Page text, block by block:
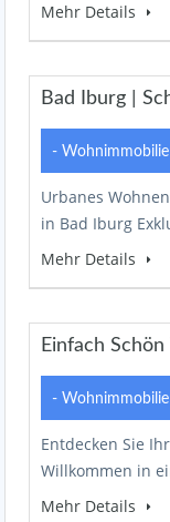
Mehr Details
Bad Iburg |
- Wohnimmobilie
Urbanes
in Bad Iburg
Mehr Details
Einfach
- Wohnimmobilie
Entdecken Sie
Willkommen in
Mehr Details